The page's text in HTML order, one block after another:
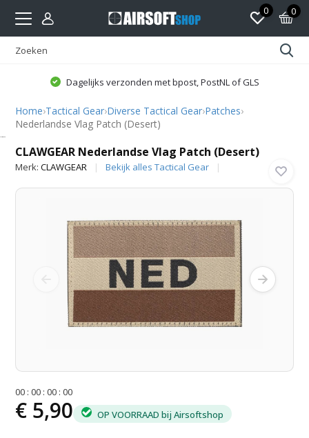
0 0
Dagelijks verzonden met bpost, PostNL of GLS
Home›Tactical Gear›Diverse Tactical Gear›Patches›
Nederlandse Vlag Patch (Desert)
CLAWGEAR Nederlandse Vlag Patch (Desert)
Merk:CLAWGEAR Bekijk alles Tactical Gear
00 :00 :00 :00
€ 5,90 OP VOORRAAD bij Airsoftshop